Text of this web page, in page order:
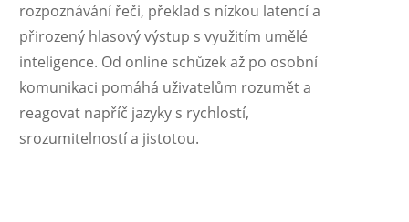
rozpoznávání řeči, překlad s nízkou latencí a
přirozený hlasový výstup s využitím umělé
inteligence. Od online schůzek až po osobní
komunikaci pomáhá uživatelům rozumět a
reagovat napříč jazyky s rychlostí,
srozumitelností a jistotou.
Українська